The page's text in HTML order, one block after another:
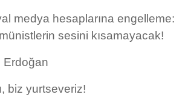
medya hesaplarına engelleme:
sesini kısamayacak!
Erdoğan
biz yurtseveriz!